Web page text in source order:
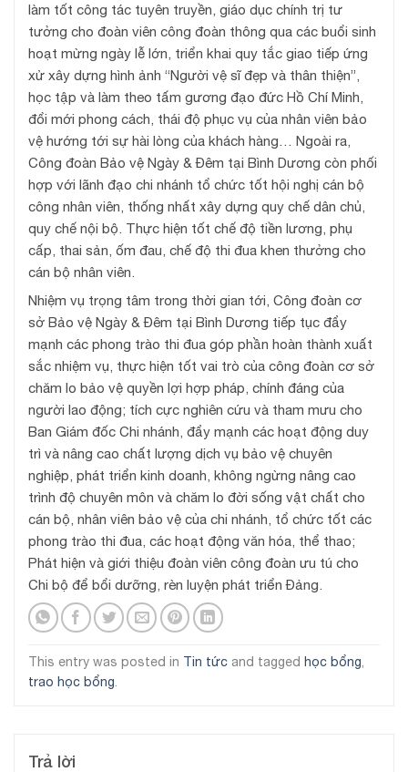
làm tốt công tác tuyên truyền, giáo dục chính trị tư
tưởng cho đoàn viên công đoàn thông qua các buổi sinh
hoạt mừng ngày lễ lớn, triển khai quy tắc giao tiếp ứng
xử xây dựng hình ảnh “Người vệ sĩ đẹp và thân thiện”,
học tập và làm theo tấm gương đạo đức Hồ Chí Minh,
đổi mới phong cách, thái độ phục vụ của nhân viên bảo
vệ hướng tới sự hài lòng của khách hàng… Ngoài ra,
Công đoàn Bảo vệ Ngày & Đêm tại Bình Dương còn phối
hợp với lãnh đạo chi nhánh tổ chức tốt hội nghị cán bộ
công nhân viên, thống nhất xây dựng quy chế dân chủ,
quy chế nội bộ. Thực hiện tốt chế độ tiền lương, phụ
cấp, thai sản, ốm đau, chế độ thi đua khen thưởng cho
cán bộ nhân viên.
Nhiệm vụ trọng tâm trong thời gian tới, Công đoàn cơ
sở Bảo vệ Ngày & Đêm tại Bình Dương tiếp tục đẩy
mạnh các phong trào thi đua góp phần hoàn thành xuất
sắc nhiệm vụ, thực hiện tốt vai trò của công đoàn cơ sở
chăm lo bảo vệ quyền lợi hợp pháp, chính đáng của
người lao động; tích cực nghiên cứu và tham mưu cho
Ban Giám đốc Chi nhánh, đẩy mạnh các hoạt động duy
trì và nâng cao chất lượng dịch vụ bảo vệ chuyên
nghiệp, phát triển kinh doanh, không ngừng nâng cao
trình độ chuyên môn và chăm lo đời sống vật chất cho
cán bộ, nhân viên bảo vệ của chi nhánh, tổ chức tốt các
phong trào thi đua, các hoạt động văn hóa, thể thao;
Phát hiện và giới thiệu đoàn viên công đoàn ưu tú cho
Chi bộ để bổi dưỡng, rèn luyện phát triển Đảng.
This entry was posted in Tin tức and tagged học bổng
trao học bổng
Trả lời